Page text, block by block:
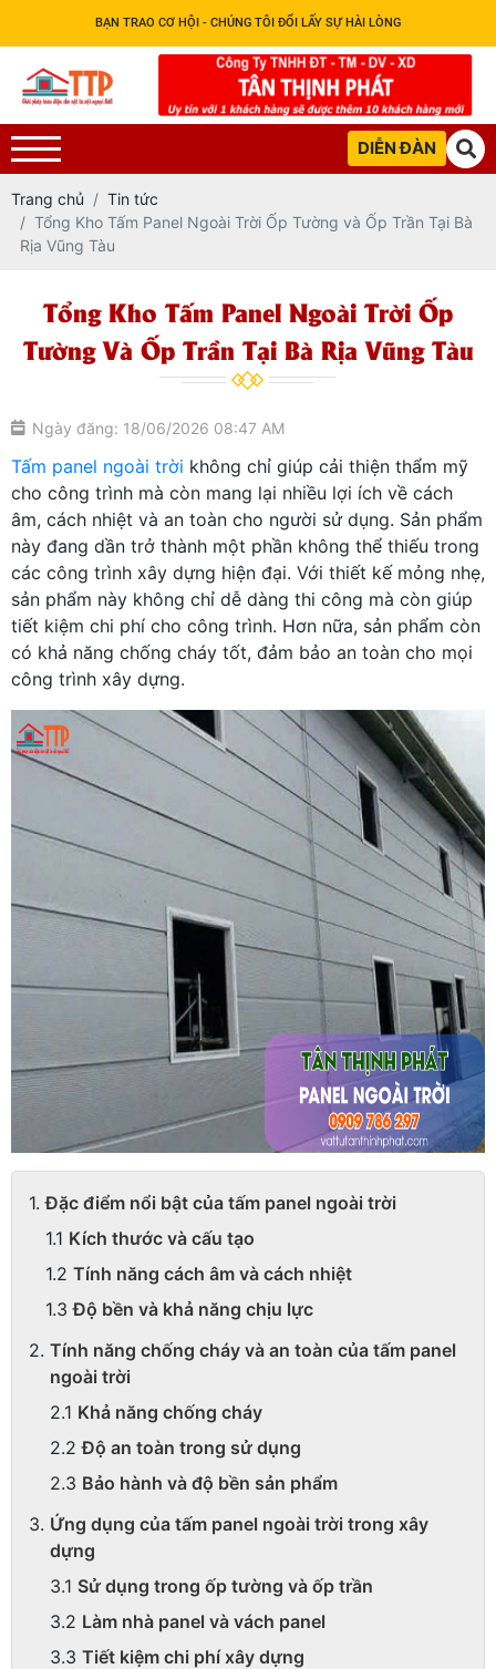
BẠN TRAO CƠ HỘI - CHÚNG TÔI ĐỔI LẤY SỰ HÀI LÒNG
DIỄN ĐÀN
Trang chủ
Tin tức
Tổng Kho Tấm Panel Ngoài Trời Ốp Tường và Ốp Trần Tại Bà
Rịa Vũng Tàu
Tổng Kho Tấm Panel Ngoài Trời Ốp
Tường Và Ốp Trần Tại Bà Rịa Vũng Tàu
Ngày đăng: 18/06/2026 08:47 AM
Tấm panel ngoài trời không chỉ giúp cải thiện thẩm mỹ
cho công trình mà còn mang lại nhiều lợi ích về cách
âm, cách nhiệt và an toàn cho người sử dụng. Sản phẩm
này đang dần trở thành một phần không thể thiếu trong
các công trình xây dựng hiện đại. Với thiết kế mỏng nhẹ,
sản phẩm này không chỉ dễ dàng thi công mà còn giúp
tiết kiệm chi phí cho công trình. Hơn nữa, sản phẩm còn
có khả năng chống cháy tốt, đảm bảo an toàn cho mọi
công trình xây dựng.
Đặc điểm nổi bật của tấm panel ngoài trời
Kích thước và cấu tạo
Tính năng cách âm và cách nhiệt
Độ bền và khả năng chịu lực
Tính năng chống cháy và an toàn của tấm panel
ngoài trời
Khả năng chống cháy
Độ an toàn trong sử dụng
Bảo hành và độ bền sản phẩm
Ứng dụng của tấm panel ngoài trời trong xây
dựng
Sử dụng trong ốp tường và ốp trần
Làm nhà panel và vách panel
Tiết kiệm chi phí xây dựng